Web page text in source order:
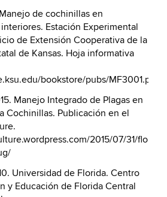
de cochinillas en
Estación Experimental
de Extensión Cooperativa de la
de Kansas. Hoja informativa
bookstore/pubs/MF3001.pdf
Manejo Integrado de Plagas en
Cochinillas. Publicación en el
2015/07/31/
Universidad de Florida. Centro
y Educación de Florida Central